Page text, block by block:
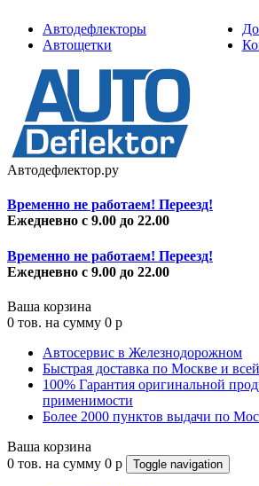
Автодефлекторы
Автощетки
Автодефлектор.ру
Временно не работаем! Переезд!
Ежедневно с 9.00 до 22.00
Временно не работаем! Переезд!
Ежедневно с 9.00 до 22.00
Ваша корзина
0 тов. на сумму 0 p
Автосервис в Железнодорожном
Быстрая доставка по Москве и
100% Гарантия оригинальной
применимости
Более 2000 пунктов выдачи по
Ваша корзина
0 тов. на сумму 0 p Toggle navigation